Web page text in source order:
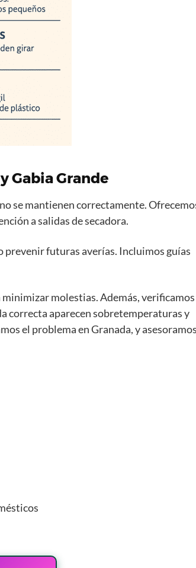
Gabia Grande
se mantienen correctamente.
a salidas de secadora.
prevenir futuras averías. Incluimos guías
molestias. Además,
correcta aparecen sobretemperaturas y
el problema en Granada, y